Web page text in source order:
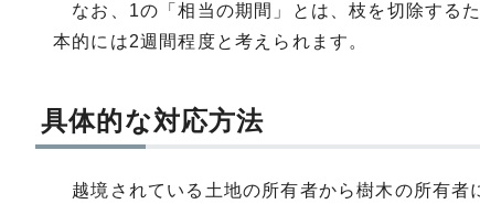
なお、1の「相当の期間」とは、枝を切除する
本的には2週間程度と考えられます。
具体的な対応方法
越境されている土地の所有者から樹木の所有者